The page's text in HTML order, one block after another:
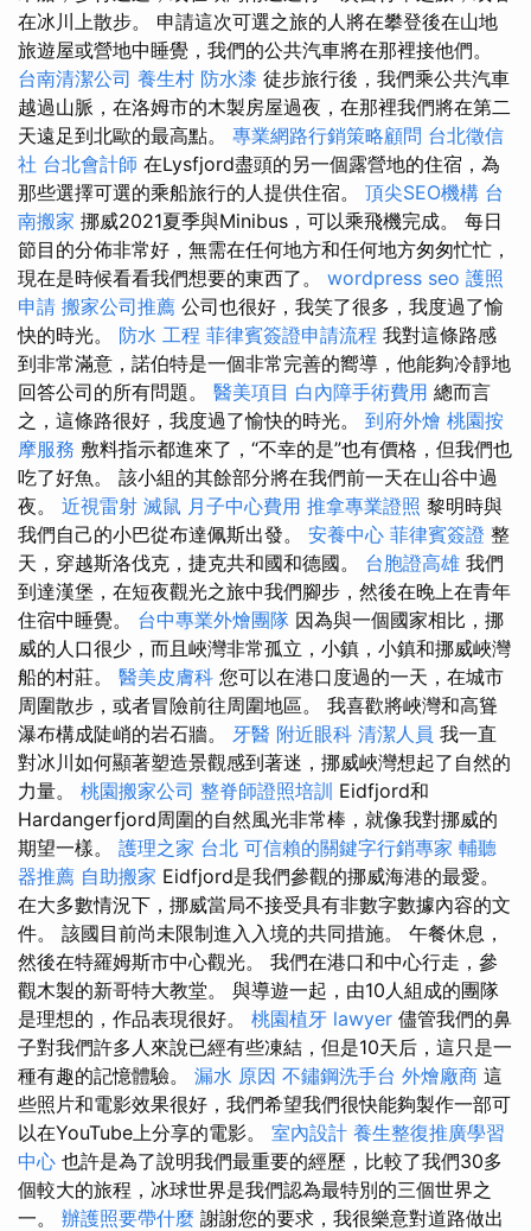
在冰川上散步。 申請這次可選之旅的人將在攀登後在山地
旅遊屋或營地中睡覺，我們的公共汽車將在那裡接他們。
台南清潔公司 養生村 防水漆 徒步旅行後，我們乘公共汽車
越過山脈，在洛姆市的木製房屋過夜，在那裡我們將在第二
天遠足到北歐的最高點。 專業網路行銷策略顧問 台北徵信
社 台北會計師 在Lysfjord盡頭的另一個露營地的住宿，為
那些選擇可選的乘船旅行的人提供住宿。 頂尖SEO機構 台
南搬家 挪威2021夏季與Minibus，可以乘飛機完成。 每日
節目的分佈非常好，無需在任何地方和任何地方匆匆忙忙，
現在是時候看看我們想要的東西了。 wordpress seo 護照
申請 搬家公司推薦 公司也很好，我笑了很多，我度過了愉
快的時光。 防水 工程 菲律賓簽證申請流程 我對這條路感
到非常滿意，諾伯特是一個非常完善的嚮導，他能夠冷靜地
回答公司的所有問題。 醫美項目 白內障手術費用 總而言
之，這條路很好，我度過了愉快的時光。 到府外燴 桃園按
摩服務 敷料指示都進來了，“不幸的是”也有價格，但我們也
吃了好魚。 該小組的其餘部分將在我們前一天在山谷中過
夜。 近視雷射 滅鼠 月子中心費用 推拿專業證照 黎明時與
我們自己的小巴從布達佩斯出發。 安養中心 菲律賓簽證 整
天，穿越斯洛伐克，捷克共和國和德國。 台胞證高雄 我們
到達漢堡，在短夜觀光之旅中我們腳步，然後在晚上在青年
住宿中睡覺。 台中專業外燴團隊 因為與一個國家相比，挪
威的人口很少，而且峽灣非常孤立，小鎮，小鎮和挪威峽灣
船的村莊。 醫美皮膚科 您可以在港口度過的一天，在城市
周圍散步，或者冒險前往周圍地區。 我喜歡將峽灣和高聳
瀑布構成陡峭的岩石牆。 牙醫 附近眼科 清潔人員 我一直
對冰川如何顯著塑造景觀感到著迷，挪威峽灣想起了自然的
力量。 桃園搬家公司 整脊師證照培訓 Eidfjord和
Hardangerfjord周圍的自然風光非常棒，就像我對挪威的
期望一樣。 護理之家 台北 可信賴的關鍵字行銷專家 輔聽
器推薦 自助搬家 Eidfjord是我們參觀的挪威海港的最愛。
在大多數情況下，挪威當局不接受具有非數字數據內容的文
件。 該國目前尚未限制進入入境的共同措施。 午餐休息，
然後在特羅姆斯市中心觀光。 我們在港口和中心行走，參
觀木製的新哥特大教堂。 與導遊一起，由10人組成的團隊
是理想的，作品表現很好。 桃園植牙 lawyer 儘管我們的鼻
子對我們許多人來說已經有些凍結，但是10天后，這只是一
種有趣的記憶體驗。 漏水 原因 不鏽鋼洗手台 外燴廠商 這
些照片和電影效果很好，我們希望我們很快能夠製作一部可
以在YouTube上分享的電影。 室內設計 養生整復推廣學習
中心 也許是為了說明我們最重要的經歷，比較了我們30多
個較大的旅程，冰球世界是我們認為最特別的三個世界之
一。 辦護照要帶什麼 謝謝您的要求，我很樂意對道路做出